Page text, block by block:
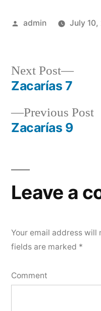
Posted
admin July 10,
Post
navigation
Previous Post
Zacarías 9
Next Post
Next
Zacarías 7
Leave a
Your email address will
fields are marked *
Comment